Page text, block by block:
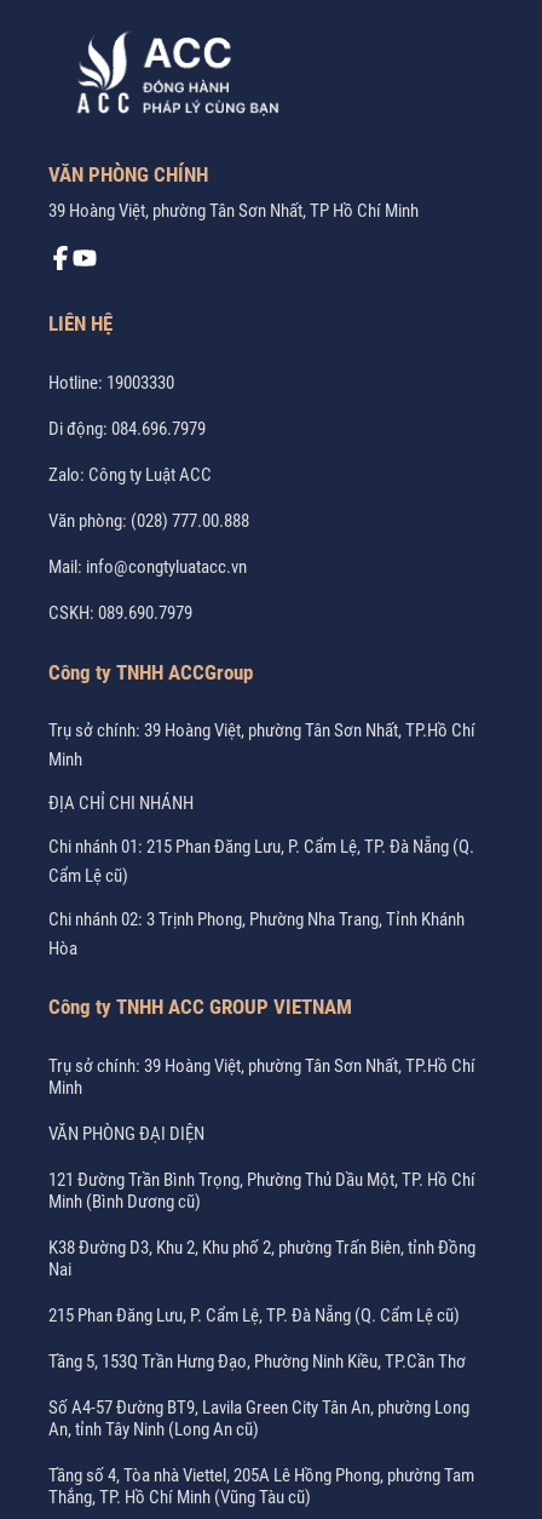
VĂN PHÒNG CHÍNH
39 Hoàng Việt, phường Tân Sơn Nhất, TP Hồ Chí Minh
LIÊN HỆ
Hotline: 19003330
Di động: 084.696.7979
Zalo: Công ty Luật ACC
Văn phòng: (028) 777.00.888
Mail: info@congtyluatacc.vn
CSKH: 089.690.7979
Công ty TNHH ACCGroup
Trụ sở chính: 39 Hoàng Việt, phường Tân Sơn Nhất, TP.Hồ Chí
Minh
ĐỊA CHỈ CHI NHÁNH
Chi nhánh 01: 215 Phan Đăng Lưu, P. Cẩm Lệ, TP. Đà Nẵng (Q.
Cẩm Lệ cũ)
Chi nhánh 02: 3 Trịnh Phong, Phường Nha Trang, Tỉnh Khánh
Hòa
Công ty TNHH ACC GROUP VIETNAM
Trụ sở chính: 39 Hoàng Việt, phường Tân Sơn Nhất, TP.Hồ Chí
Minh
VĂN PHÒNG ĐẠI DIỆN
121 Đường Trần Bình Trọng, Phường Thủ Dầu Một, TP. Hồ Chí
Minh (Bình Dương cũ)
K38 Đường D3, Khu 2, Khu phố 2, phường Trấn Biên, tỉnh Đồng
Nai
215 Phan Đăng Lưu, P. Cẩm Lệ, TP. Đà Nẵng (Q. Cẩm Lệ cũ)
Tầng 5, 153Q Trần Hưng Đạo, Phường Ninh Kiều, TP.Cần Thơ
Số A4-57 Đường BT9, Lavila Green City Tân An, phường Long
An, tỉnh Tây Ninh (Long An cũ)
Tầng số 4, Tòa nhà Viettel, 205A Lê Hồng Phong, phường Tam
Thắng, TP. Hồ Chí Minh (Vũng Tàu cũ)